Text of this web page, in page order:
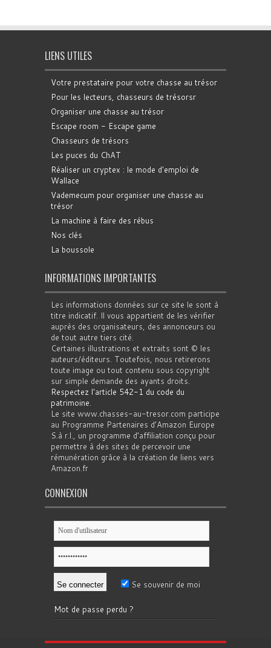
LIENS UTILES
Votre prestataire pour votre chasse au trésor
Pour les lecteurs, chasseurs de trésorsr
Organiser une chasse au trésor
Escape room - Escape game
Chasseurs de trésors
Les puces du ChAT
Réaliser un cryptex : le mode d'emploi de
Wallace
Vademecum pour organiser une chasse au
trésor
La machine à faire des rébus
Nos clés
La boussole
INFORMATIONS IMPORTANTES
Les informations données sur ce site le sont à
titre indicatif. Il vous appartient de les vérifier
auprès des organisateurs, des annonceurs ou
de tout autre tiers cité.
Certaines illustrations et extraits sont © les
auteurs/éditeurs. Toutefois, nous retirerons
toute image ou tout contenu sous copyright
sur simple demande des ayants droits.
Respectez l'article 542-1 du code du
patrimoine.
Le site www.chasses-au-tresor.com participe
au Programme Partenaires d’Amazon Europe
S.à r.l., un programme d’affiliation conçu pour
permettre à des sites de percevoir une
rémunération grâce à la création de liens vers
Amazon.fr
CONNEXION
Se souvenir de moi
Mot de passe perdu ?